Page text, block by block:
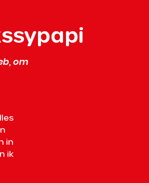
om
in
ik